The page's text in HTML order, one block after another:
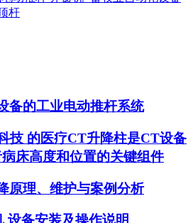
备的工业电动推杆系统
技 的医疗CT升降柱是CT设备
床高度和位置的关键组件
原理、维护与案例分析